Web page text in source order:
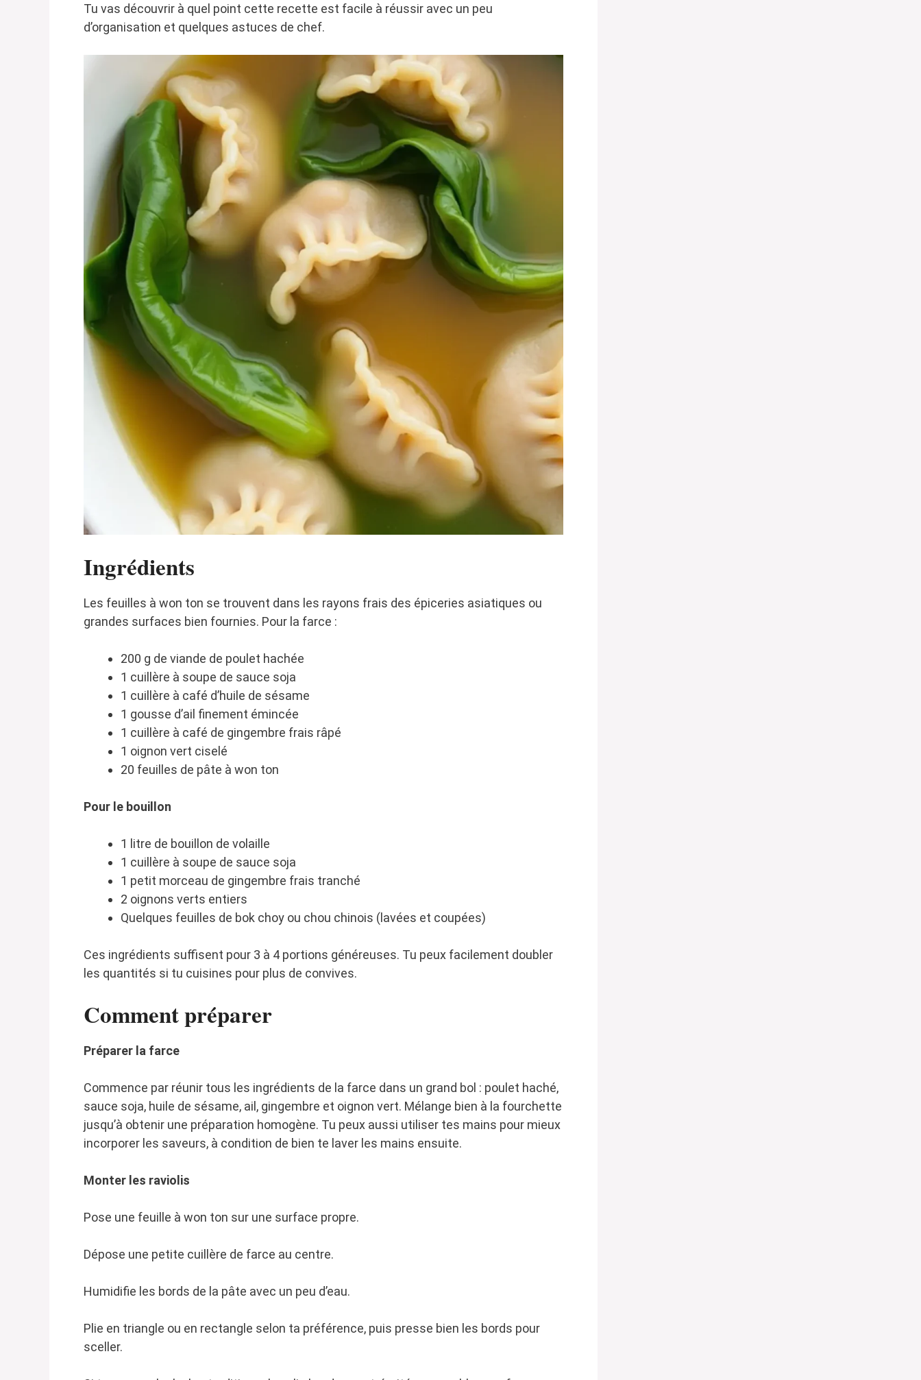
Tu vas découvrir à quel point cette recette est facile à réussir avec un peu
d’organisation et quelques astuces de chef.
Ingrédients
Les feuilles à won ton se trouvent dans les rayons frais des épiceries asiatiques ou
grandes surfaces bien fournies. Pour la farce :
200 g de viande de poulet hachée
1 cuillère à soupe de sauce soja
1 cuillère à café d’huile de sésame
1 gousse d’ail finement émincée
1 cuillère à café de gingembre frais râpé
1 oignon vert ciselé
20 feuilles de pâte à won ton
Pour le bouillon
1 litre de bouillon de volaille
1 cuillère à soupe de sauce soja
1 petit morceau de gingembre frais tranché
2 oignons verts entiers
Quelques feuilles de bok choy ou chou chinois (lavées et coupées)
Ces ingrédients suffisent pour 3 à 4 portions généreuses. Tu peux facilement doubler
les quantités si tu cuisines pour plus de convives.
Comment préparer
Préparer la farce
Commence par réunir tous les ingrédients de la farce dans un grand bol : poulet haché,
sauce soja, huile de sésame, ail, gingembre et oignon vert. Mélange bien à la fourchette
jusqu’à obtenir une préparation homogène. Tu peux aussi utiliser tes mains pour mieux
incorporer les saveurs, à condition de bien te laver les mains ensuite.
Monter les raviolis
Pose une feuille à won ton sur une surface propre.
Dépose une petite cuillère de farce au centre.
Humidifie les bords de la pâte avec un peu d’eau.
Plie en triangle ou en rectangle selon ta préférence, puis presse bien les bords pour
sceller.